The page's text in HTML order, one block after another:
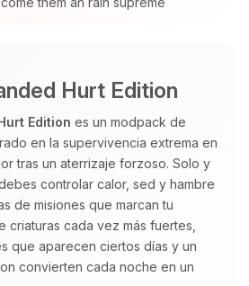
Hurt Edition
Edition es un modpack de
en la supervivencia extrema en
tras un aterrizaje forzoso. Solo y
controlar calor, sed y hambre
de misiones que marcan tu
criaturas cada vez más fuertes,
que aparecen ciertos días y un
convierten cada noche en un
05:47